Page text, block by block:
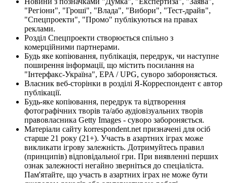
"Регіони", "Гроші", "Влада", "Вибори", "Тест-драйв",
"Спецпроекти", "Промо" публікуються на правах
реклами.
Розділ Спецпроекти створюється спільно з
комерційними партнерами.
Будь яке копіювання, публікація, передрук, чи наступне
поширення інформації, що містить посилання на
"Інтерфакс-Україна", EPA / UPG, суворо забороняється.
Власник веб-сторінки в розділі Я-Корреспондент є автор
публікації.
Будь-яке копіювання, передрук та відтворення
фотографічних творів та/або аудіовізуальних творів
правовласника Getty Images - суворо забороняється.
Матеріали сайту korrespondent.net призначені для осіб
старше 21 року (21+). Участь в азартних іграх може
викликати ігрову залежність. Дотримуйтесь правил
(принципів) відповідальної гри. При виявленні перших
ознак залежності негайно зверніться до спеціаліста.
Пам'ятайте, що участь в азартних іграх не може бути